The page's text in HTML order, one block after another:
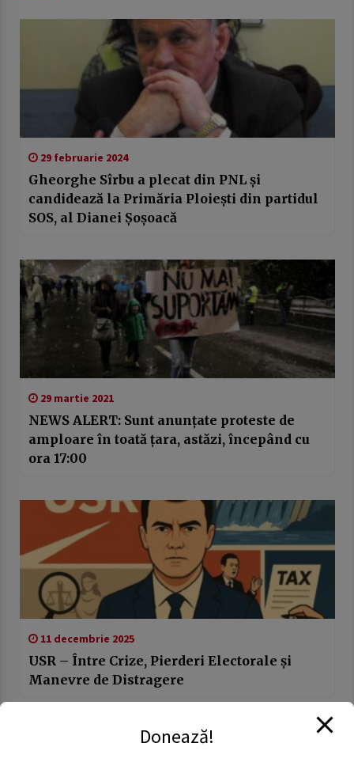
29 februarie 2024
Gheorghe Sîrbu a plecat din PNL şi
candidează la Primăria Ploieşti din partidul
SOS, al Dianei Şoşoacă
29 martie 2021
NEWS ALERT: Sunt anunțate proteste de
amploare în toată țara, astăzi, începând cu
ora 17:00
11 decembrie 2025
USR – Între Crize, Pierderi Electorale și
Manevre de Distragere
Donează!